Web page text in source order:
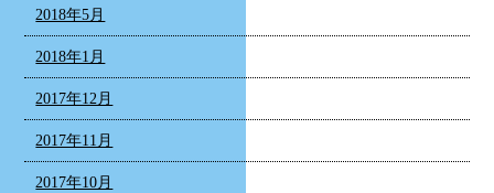
2018年5月
2018年1月
2017年12月
2017年11月
2017年10月